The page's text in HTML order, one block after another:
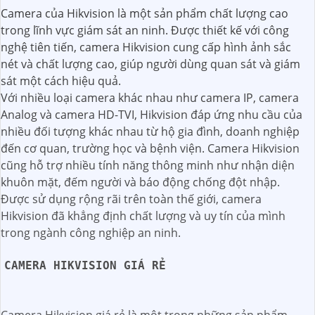
Camera của Hikvision là một sản phẩm chất lượng cao
trong lĩnh vực giám sát an ninh. Được thiết kế với công
nghệ tiên tiến, camera Hikvision cung cấp hình ảnh sắc
nét và chất lượng cao, giúp người dùng quan sát và giám
sát một cách hiệu quả.
Với nhiều loại camera khác nhau như camera IP, camera
Analog và camera HD-TVI, Hikvision đáp ứng nhu cầu của
nhiều đối tượng khác nhau từ hộ gia đình, doanh nghiệp
đến cơ quan, trường học và bệnh viện. Camera Hikvision
cũng hỗ trợ nhiều tính năng thông minh như nhận diện
khuôn mặt, đếm người và báo động chống đột nhập.
Được sử dụng rộng rãi trên toàn thế giới, camera
Hikvision đã khẳng định chất lượng và uy tín của mình
trong ngành công nghiệp an ninh.
CAMERA HIKVISION GIÁ RẺ